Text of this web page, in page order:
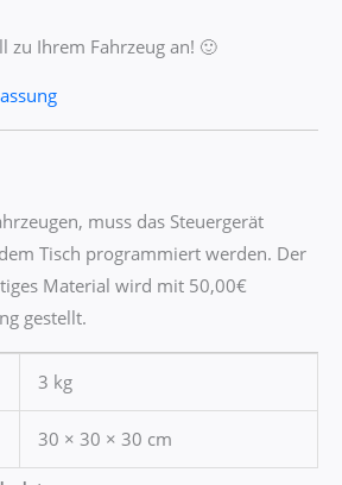
zu Ihrem Fahrzeug an! 🙂
muss das Steuergerät
Tisch programmiert werden. Der
Material wird mit 50,00€
gestellt.
3 kg
30 × 30 × 30 cm